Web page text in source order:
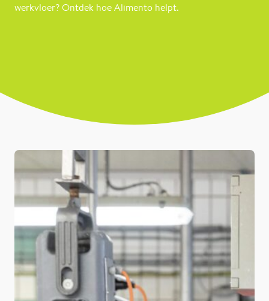
werkvloer? Ontdek hoe Alimento helpt.